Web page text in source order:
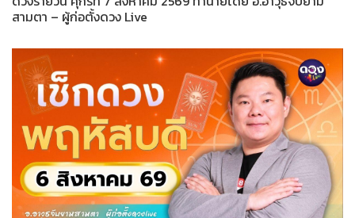
สามตา – ผู้ก่อตั้งดวง Live